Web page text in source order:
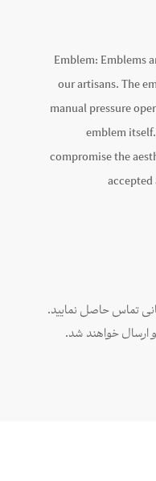
Emblem: Emblems
our artisans. The
manual pressure
emblem
compromise the
تماس حاصل نمایید.